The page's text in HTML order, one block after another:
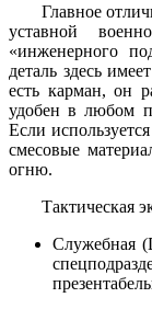
Главное
уставной
«инженерного
деталь здесь
есть карман, он
удобен в любом
Если
смесовые
огню.
Тактическая
Служебная